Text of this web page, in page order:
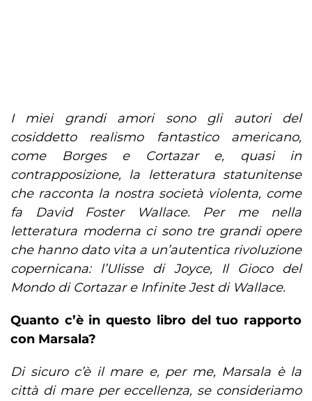
I miei grandi amori sono gli autori del
cosiddetto realismo fantastico americano,
come Borges e Cortazar e, quasi in
contrapposizione, la letteratura statunitense
che racconta la nostra società violenta, come
fa David Foster Wallace. Per me nella
letteratura moderna ci sono tre grandi opere
che hanno dato vita a un’autentica rivoluzione
copernicana: l’Ulisse di Joyce, Il Gioco del
Mondo di Cortazar e Infinite Jest di Wallace.
Quanto c’è in questo libro del tuo rapporto
con Marsala?
Di sicuro c’è il mare e, per me, Marsala è la
città di mare per eccellenza, se consideriamo